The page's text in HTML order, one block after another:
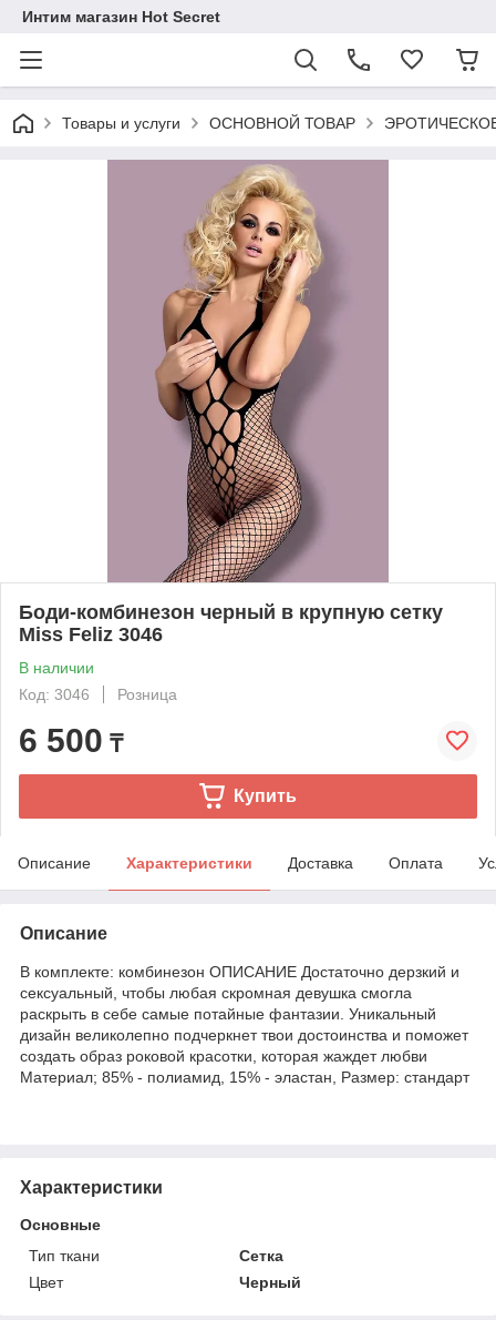
Интим магазин Hot Secret
Товары и услуги ОСНОВНОЙ ТОВАР
Боди-комбинезон черный в крупную сетку
Miss Feliz 3046
В наличии
Код: 3046
Розница
6 500 ₸
Купить
Описание Характеристики Доставка Оплата
Описание
В комплекте: комбинезон ОПИСАНИЕ Достаточно дерзкий и
сексуальный, чтобы любая скромная девушка смогла
раскрыть в себе самые потайные фантазии. Уникальный
дизайн великолепно подчеркнет твои достоинства и поможет
создать образ роковой красотки, которая жаждет любви
Материал; 85% - полиамид, 15% - эластан, Размер: стандарт
Характеристики
Основные
Тип ткани
Сетка
Цвет
Черный